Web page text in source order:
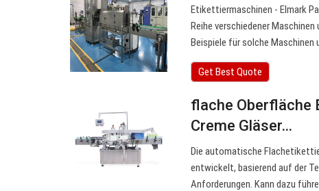
Etikettiermaschinen - Elmark
Reihe verschiedener
Beispiele für solche
Get Best Quote
flache Oberfläche
Creme Gläser…
Die automatische
entwickelt, basierend auf der
Anforderungen. Kann dazu